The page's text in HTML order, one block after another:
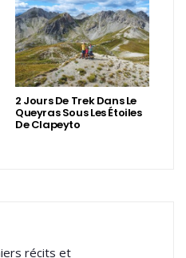
2 Jours De Trek Dans Le
Queyras Sous Les Étoiles
De Clapeyto
récits et